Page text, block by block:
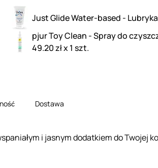
Just Glide Water-based -
pjur Toy Clean - Spray do
49.20 zł x 1 szt.
Dostawa
i jasnym dodatkiem do